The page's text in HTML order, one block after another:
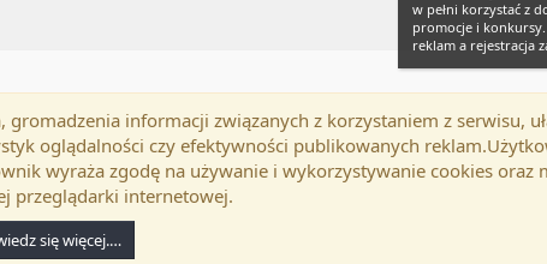
Kontakt Regulamin Polityka prywatności Pomoc
w pełni korzystać z
promocje i konkursy.
reklam a rejestracja
informacji związanych z korzystaniem z serwisu,
oglądalności czy efektywności publikowanych
wyraża zgodę na używanie i wykorzystywanie cookies oraz
przeglądarki internetowej.
się więcej.…